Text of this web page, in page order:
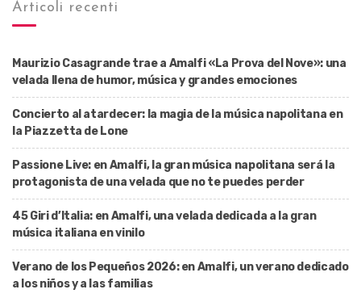
Articoli recenti
Maurizio Casagrande trae a Amalfi «La Prova del Nove»: una
velada llena de humor, música y grandes emociones
Concierto al atardecer: la magia de la música napolitana en
la Piazzetta de Lone
Passione Live: en Amalfi, la gran música napolitana será la
protagonista de una velada que no te puedes perder
45 Giri d’Italia: en Amalfi, una velada dedicada a la gran
música italiana en vinilo
Verano de los Pequeños 2026: en Amalfi, un verano dedicado
a los niños y a las familias